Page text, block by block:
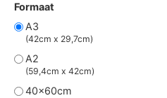
Formaat
A3
(42cm x 29,7cm)
A2
(59,4cm x 42cm)
40x60cm